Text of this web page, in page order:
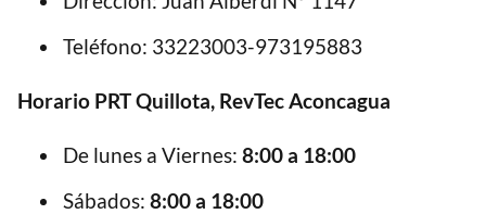
Teléfono: 33223003-973195883
Horario PRT Quillota, RevTec Aconcagua
De lunes a Viernes: 8:00 a 18:00
Sábados: 8:00 a 18:00